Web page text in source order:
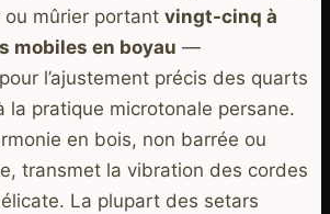
ou mûrier portant vingt-cinq à
en boyau —
l’ajustement précis des quarts
la pratique microtonale persane.
en bois, non barrée ou
transmet la vibration des cordes
La plupart des setars